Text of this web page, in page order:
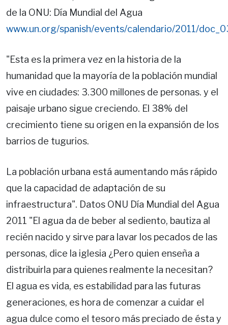
de la ONU: Día Mundial del Agua
www.un.org/spanish/events/calendario/2011/
"Esta es la primera vez en la historia de la
humanidad que la mayoría de la población mundial
vive en ciudades: 3.300 millones de personas. y el
paisaje urbano sigue creciendo. El 38% del
crecimiento tiene su origen en la expansión de los
barrios de tugurios.
La población urbana está aumentando más rápido
que la capacidad de adaptación de su
infraestructura". Datos ONU Día Mundial del Agua
2011 "El agua da de beber al sediento, bautiza al
recién nacido y sirve para lavar los pecados de las
personas, dice la iglesia ¿Pero quien enseña a
distribuirla para quienes realmente la necesitan?
El agua es vida, es estabilidad para las futuras
generaciones, es hora de comenzar a cuidar el
agua dulce como el tesoro más preciado de ésta y